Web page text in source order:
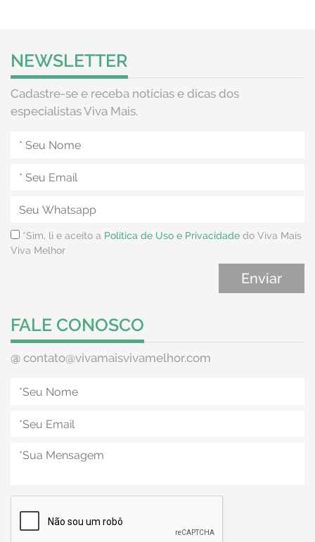
NEWSLETTER
Cadastre-se e receba notícias e dicas dos
especialistas Viva Mais.
*Sim, li e aceito a Política de Uso e Privacidade do Viva Mais
Viva Melhor
FALE CONOSCO
@ contato@vivamaisvivamelhor.com